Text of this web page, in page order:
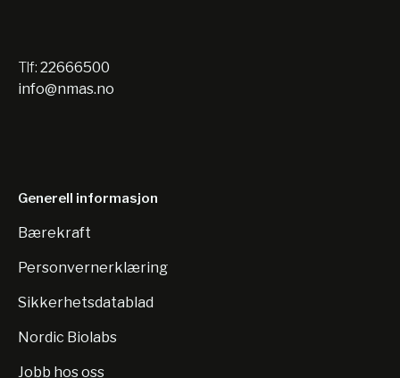
Tlf: 22666500
info@nmas.no
Generell informasjon
Bærekraft
Personvernerklæring
Sikkerhetsdatablad
Nordic Biolabs
Jobb hos oss